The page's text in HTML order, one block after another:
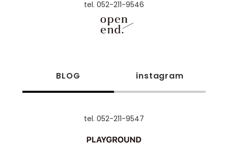
tel. 052-211-9546
BLOG instagram
tel. 052-211-9547